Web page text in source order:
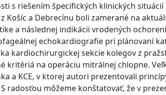
s riešením špecifických klinických
Košíc a Debrecínu boli zamerané na
a následnej indikácii vrodených
echokardiografie pri plánovaní
kardiochirurgickej sekcie kolegov z
kritériá na operáciu mitrálnej chlopne.
a KCE, v ktorej autori prezentovali
radosťou môžeme konštatovať, že v